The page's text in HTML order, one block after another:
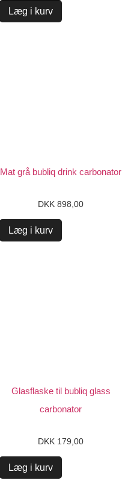
Læg i kurv
Mat grå bubliq drink carbonator
DKK 898,00
Læg i kurv
Glasflaske til bubliq glass
carbonator
DKK 179,00
Læg i kurv